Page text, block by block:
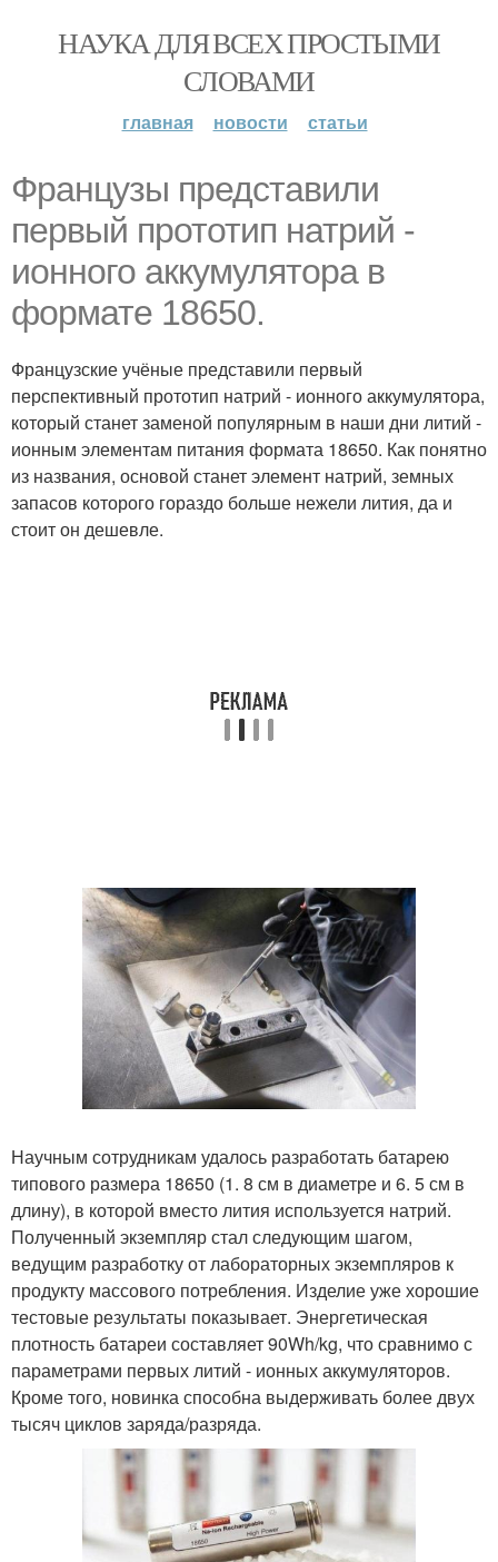
НАУКА ДЛЯ ВСЕХ ПРОСТЫМИ
СЛОВАМИ
главная новости статьи
Французы представили
первый прототип натрий -
ионного аккумулятора в
формате 18650.
Французские учёные представили первый
перспективный прототип натрий - ионного аккумулятора,
который станет заменой популярным в наши дни литий -
ионным элементам питания формата 18650. Как понятно
из названия, основой станет элемент натрий, земных
запасов которого гораздо больше нежели лития, да и
стоит он дешевле.
Научным сотрудникам удалось разработать батарею
типового размера 18650 (1. 8 см в диаметре и 6. 5 см в
длину), в которой вместо лития используется натрий.
Полученный экземпляр стал следующим шагом,
ведущим разработку от лабораторных экземпляров к
продукту массового потребления. Изделие уже хорошие
тестовые результаты показывает. Энергетическая
плотность батареи составляет 90Wh/kg, что сравнимо с
параметрами первых литий - ионных аккумуляторов.
Кроме того, новинка способна выдерживать более двух
тысяч циклов заряда/разряда.